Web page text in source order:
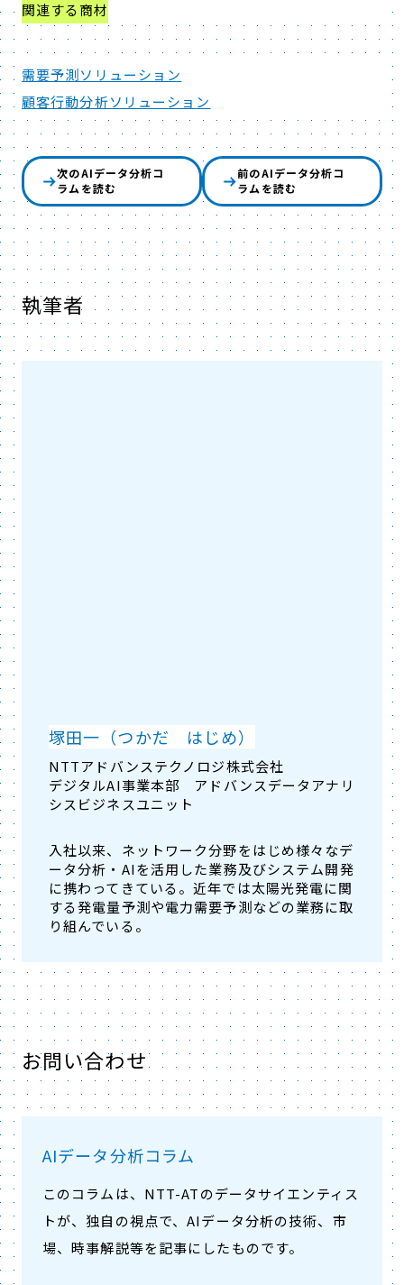
関連する商材
需要予測ソリューション
顧客行動分析ソリューション
次のAIデータ分析コ
ラムを読む
前のAIデータ分析コ
ラムを読む
執筆者
塚田一（つかだ はじめ）
NTTアドバンステクノロジ株式会社
デジタルAI事業本部 アドバンスデータアナリ
シスビジネスユニット
入社以来、ネットワーク分野をはじめ様々なデ
ータ分析・AIを活用した業務及びシステム開発
に携わってきている。近年では太陽光発電に関
する発電量予測や電力需要予測などの業務に取
り組んでいる。
お問い合わせ
AIデータ分析コラム
このコラムは、NTT-ATのデータサイエンティス
トが、独自の視点で、AIデータ分析の技術、市
場、時事解説等を記事にしたものです。